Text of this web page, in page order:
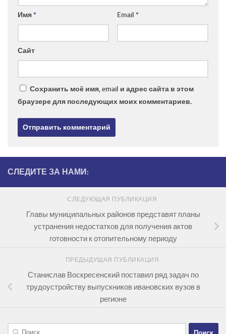
Имя* Email *
Сайт
Сохранить моё имя, email и адрес сайта в этом
браузере для последующих моих комментариев.
СЛЕДИТЕ ЗА НАМИ:
СЛЕДУЮЩАЯ ПУБЛИКАЦИЯ
Главы муниципальных районов представят планы
устранения недостатков для получения актов
готовности к отопительному периоду
ПРЕДЫДУЩАЯ ПУБЛИКАЦИЯ
Станислав Воскресенский поставил ряд задач по
трудоустройству выпускников ивановских вузов в
регионе
Найти: